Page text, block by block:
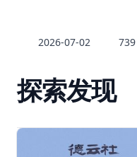
2026-07-02 739
探索发现